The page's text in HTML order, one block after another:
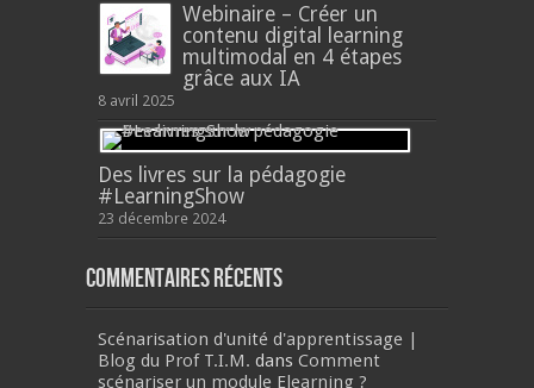
Webinaire – Créer un
contenu digital learning
multimodal en 4 étapes
grâce aux IA
8 avril 2025
Des livres sur la pédagogie
#LearningShow
23 décembre 2024
Commentaires récents
Scénarisation d'unité d'apprentissage |
Blog du Prof T.I.M. dans Comment
scénariser un module Elearning ?